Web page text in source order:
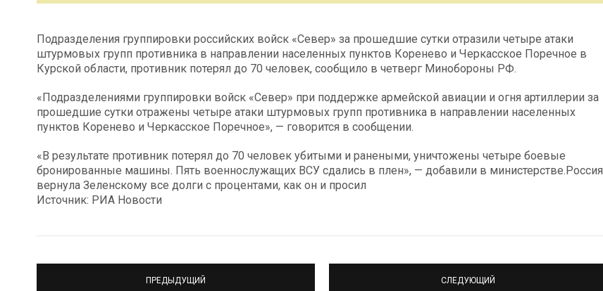
Подразделения группировки российских войск «Север» за прошедшие сутки отразили четыре атаки
штурмовых групп противника в направлении населенных пунктов Коренево и Черкасское Поречное в
Курской области, противник потерял до 70 человек, сообщило в четверг Минобороны РФ.
«Подразделениями группировки войск «Север» при поддержке армейской авиации и огня артиллерии за
прошедшие сутки отражены четыре атаки штурмовых групп противника в направлении населенных
пунктов Коренево и Черкасское Поречное», — говорится в сообщении.
«В результате противник потерял до 70 человек убитыми и ранеными, уничтожены четыре боевые
бронированные машины. Пять военнослужащих ВСУ сдались в плен», — добавили в министерстве.Россия
вернула Зеленскому все долги с процентами, как он и просил
Источник: РИА Новости
ПРЕДЫДУЩИЙ СЛЕДУЮЩИЙ